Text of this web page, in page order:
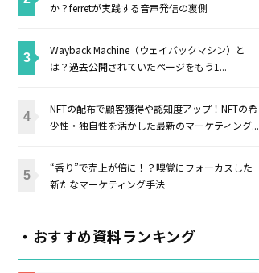
か？ferretが実践する音声発信の裏側
Wayback Machine（ウェイバックマシン）と
は？過去公開されていたページをもう1...
NFTの配布で顧客獲得や認知度アップ！NFTの希
少性・独自性を活かした最新のマーケティング...
“香り”で売上が倍に！？嗅覚にフォーカスした
新たなマーケティング手法
・おすすめ資料ランキング